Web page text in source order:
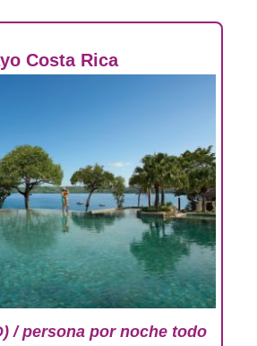
Costa Rica
/ persona por noche todo